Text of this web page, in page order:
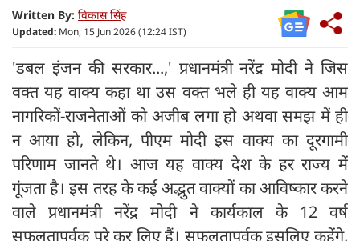
Written By: विकास सिंह
Updated: Mon, 15 Jun 2026 (12:24 IST)
'डबल इंजन की सरकार...,' प्रधानमंत्री नरेंद्र मोदी ने जिस
वक्त यह वाक्य कहा था उस वक्त भले ही यह वाक्य आम
नागरिकों-राजनेताओं को अजीब लगा हो अथवा समझ में ही
न आया हो, लेकिन, पीएम मोदी इस वाक्य का दूरगामी
परिणाम जानते थे। आज यह वाक्य देश के हर राज्य में
गूंजता है। इस तरह के कई अद्भुत वाक्यों का आविष्कार करने
वाले प्रधानमंत्री नरेंद्र मोदी ने कार्यकाल के 12 वर्ष
सफलतापूर्वक पूरे कर लिए हैं। सफलतापूर्वक इसलिए कहेंगे,